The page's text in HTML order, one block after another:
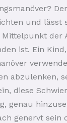
und lässt
der
ist. Ein
abzulenken,
diese
genau
genervt sein